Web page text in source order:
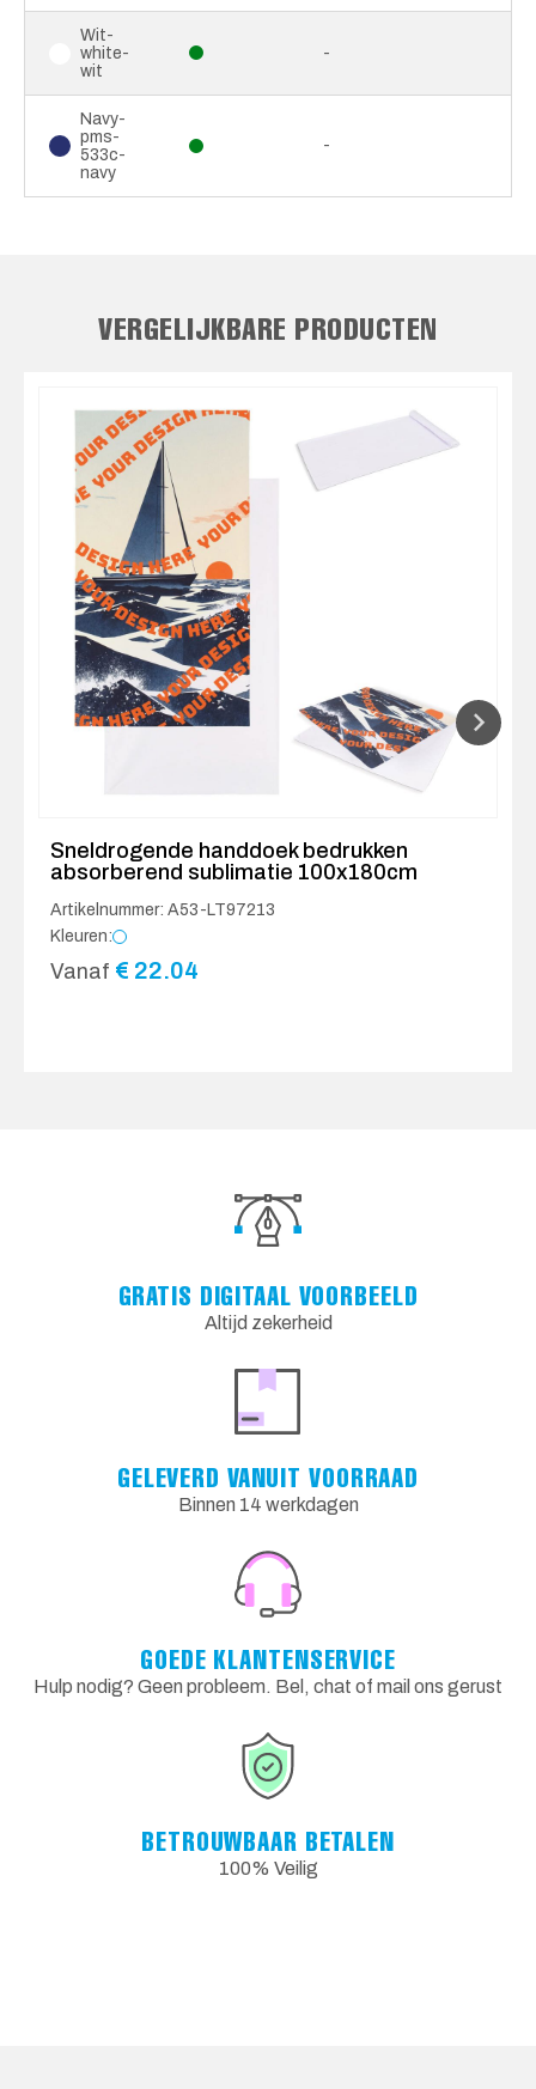
Wit-
white-
wit
-
Navy-
pms-
533c-
navy
-
VERGELIJKBARE PRODUCTEN
Sneldrogende handdoek bedrukken
absorberend sublimatie 100x180cm
Artikelnummer: A53-LT97213
Kleuren:
Vanaf € 22.04
GRATIS DIGITAAL VOORBEELD
Altijd zekerheid
GELEVERD VANUIT VOORRAAD
Binnen 14 werkdagen
GOEDE KLANTENSERVICE
Hulp nodig? Geen probleem. Bel, chat of mail ons gerust
BETROUWBAAR BETALEN
100% Veilig